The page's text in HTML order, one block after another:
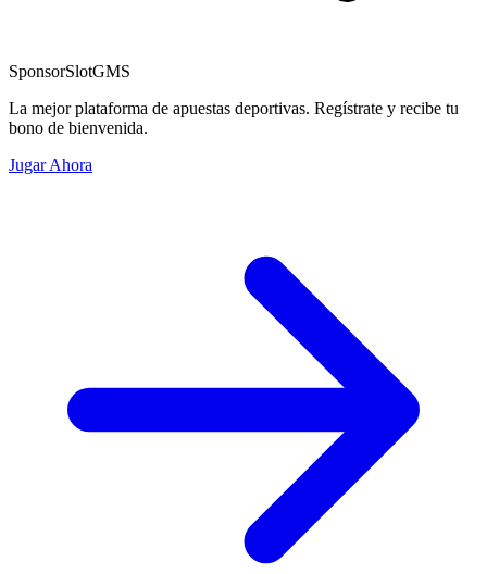
SponsorSlotGMS
La mejor plataforma de apuestas deportivas. Regístrate y recibe tu
bono de bienvenida.
Jugar Ahora